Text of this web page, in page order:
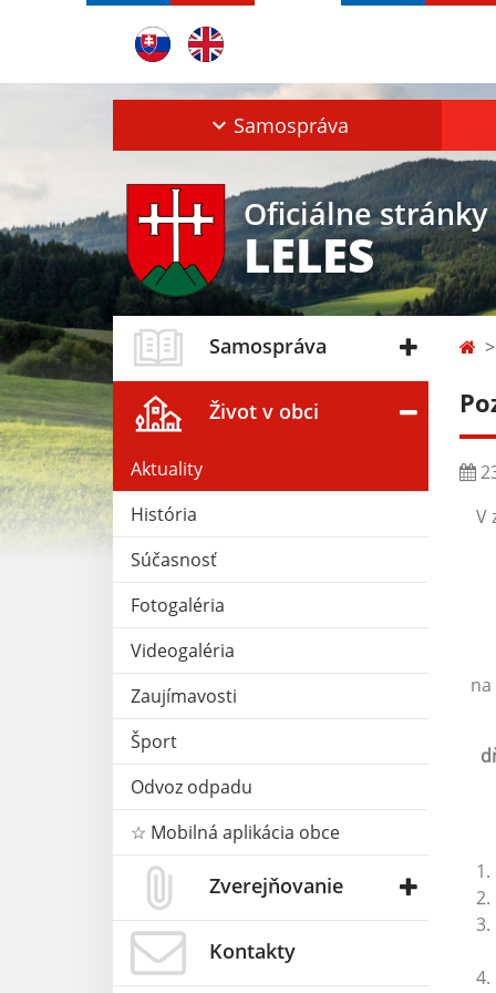
Samospráva
Oficiálne stránky
LELES
Samospráva
Život v obci
Aktuality
História
Súčasnosť
Fotogaléria
Videogaléria
Zaujímavosti
Šport
Odvoz odpadu
☆ Mobilná aplikácia obce
Zverejňovanie
Kontakty
V